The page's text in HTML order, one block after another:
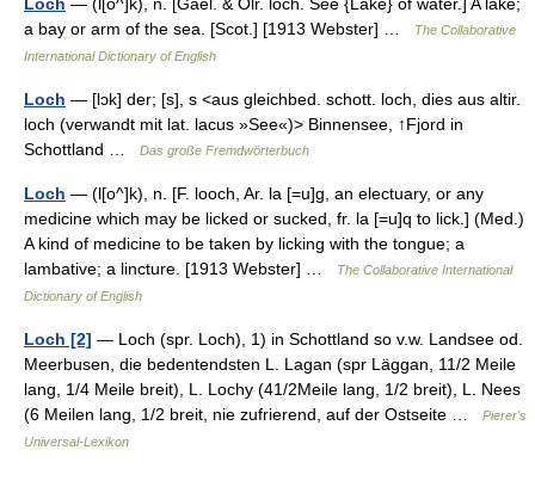
a bay or arm of the sea. [Scot.] [1913 Webster] …
The Collaborative
International Dictionary of English
Loch — [lɔk] der; [s], s <aus gleichbed. schott. loch, dies aus altir.
loch (verwandt mit lat. lacus »See«)> Binnensee, ↑Fjord in
Schottland …
Das große Fremdwörterbuch
Loch — (l[o^]k), n. [F. looch, Ar. la [=u]g, an electuary, or any
medicine which may be licked or sucked, fr. la [=u]q to lick.] (Med.)
A kind of medicine to be taken by licking with the tongue; a
lambative; a lincture. [1913 Webster] …
The Collaborative International
Dictionary of English
Loch [2] — Loch (spr. Loch), 1) in Schottland so v.w. Landsee od.
Meerbusen, die bedentendsten L. Lagan (spr Läggan, 11/2 Meile
lang, 1/4 Meile breit), L. Lochy (41/2Meile lang, 1/2 breit), L. Nees
(6 Meilen lang, 1/2 breit, nie zufrierend, auf der Ostseite …
Pierer's
Universal-Lexikon